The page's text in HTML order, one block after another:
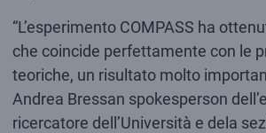
“L’esperimento COMPASS ha
che coincide perfettamente con le
teoriche, un risultato molto
Andrea Bressan spokesperson
ricercatore dell’Università e dela